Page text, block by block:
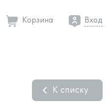
Корзина Вход
К списку